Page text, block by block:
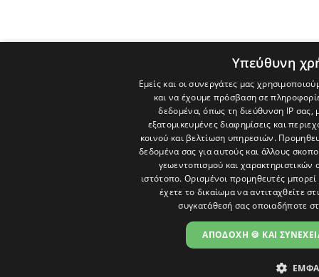
Υπεύθυνη
Εμείς και οι συνεργάτες μας
και να έχουμε πρόσβαση σε
δεδομένα, όπως τη διεύθυνση IP σας,
εξατομικευμένες διαφημίσεις και
κοινού και βελτίωση υπηρεσιών.
δεδομένα σας για αυτούς και άλλους
γεωεντοπισμού και χαρακτηριστικών
ιστότοπο. Ορισμένοι προμηθευτές
έχετε το δικαίωμα να αντιταχθείτε
συγκατάθεσή σας οποιαδήποτε
ΑΠΟΔΟΧΗ 🍪 ΚΑΙ